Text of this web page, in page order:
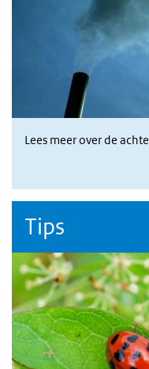
Lees meer over de
Tips